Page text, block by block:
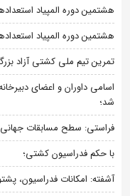
هشتمین دوره المپیاد
هشتمین دوره المپیاد
تمرین تیم ملی کشتی آزاد
اسامی داوران و اعضای
شد؛
فراستی: سطح مسابقات جهانی
با حکم فدراسیون کشتی؛
آشفته: امکانات فدراسیون،